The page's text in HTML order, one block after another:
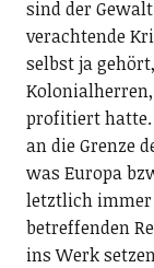
sind der
verachtende
selbst ja
profitiert hatte.
an die Grenze
was Europa
letztlich immer
betreffenden
ins Werk